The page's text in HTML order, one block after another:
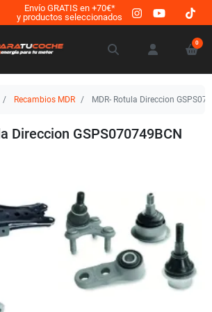
Envío GRATIS en +70€*
y productos seleccionados
0
Recambios MDR MDR- Rotula Direccion
Direccion GSPS070749BCN